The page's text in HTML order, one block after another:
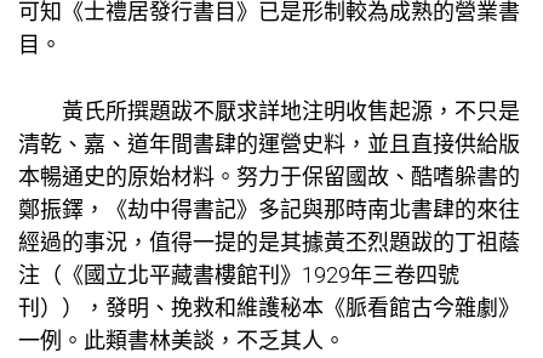
可知《士禮居發行書目》已是形制較為成熟的營業書
目。
黃氏所撰題跋不厭求詳地注明收售起源，不只是
清乾、嘉、道年間書肆的運營史料，並且直接供給版
本暢通史的原始材料。努力于保留國故、酷嗜躲書的
鄭振鐸，《劫中得書記》多記與那時南北書肆的來往
經過的事況，值得一提的是其據黃丕烈題跋的丁祖蔭
注（《國立北平藏書樓館刊》1929年三卷四號
刊）），發明、挽救和維護秘本《脈看館古今雜劇》
一例。此類書林美談，不乏其人。